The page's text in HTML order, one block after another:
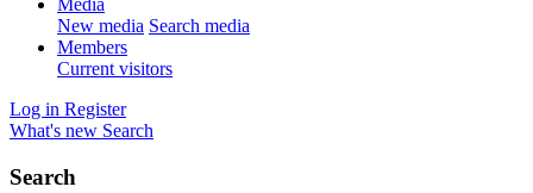
Media
New media Search media
Members
Current visitors
Log in Register
What's new Search
Search